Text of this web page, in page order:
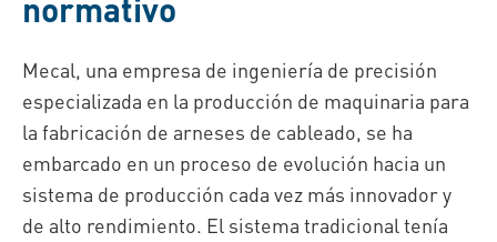
normativo
Mecal, una empresa de ingeniería de precisión
especializada en la producción de maquinaria para
la fabricación de arneses de cableado, se ha
embarcado en un proceso de evolución hacia un
sistema de producción cada vez más innovador y
de alto rendimiento. El sistema tradicional tenía